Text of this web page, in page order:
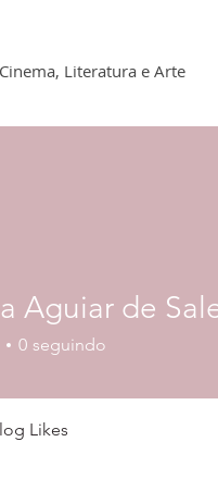
Literatura e Arte
de
Aguiar de
0 seguindo
Likes